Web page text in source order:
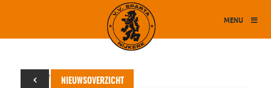
MENU
NIEUWSOVERZICHT
01 december 2017